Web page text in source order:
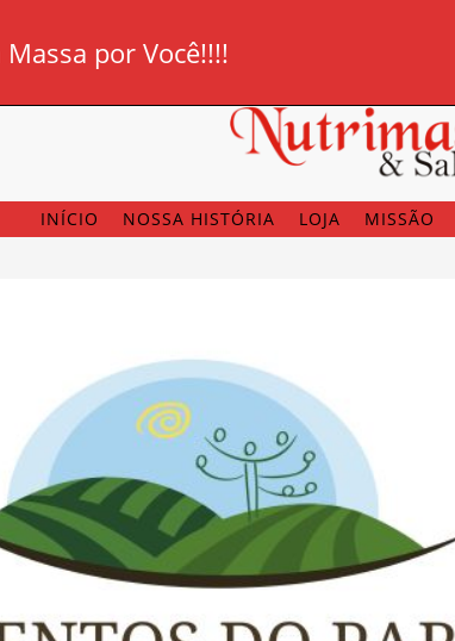
por Você!!!!
INÍCIO NOSSA HISTÓRIA LOJA MISSÃO